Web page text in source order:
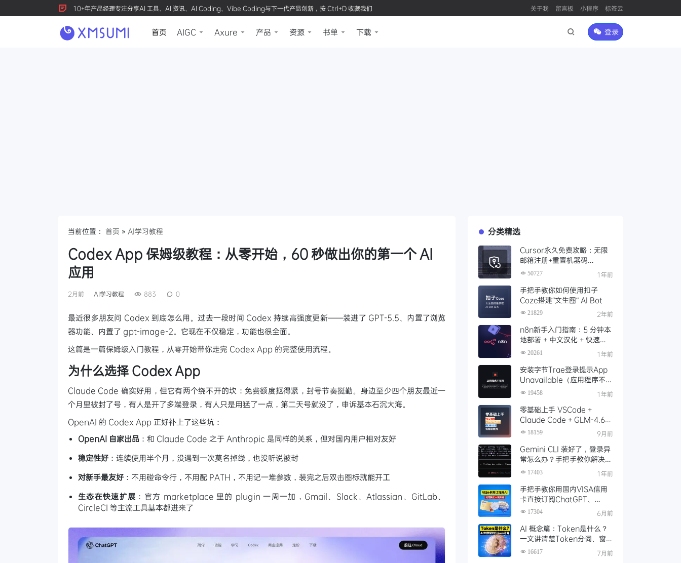
10+年产品经理专注分享AI 工具、AI 资讯、AI Coding、Vibe Coding与下一代产品创新，按 Ctrl+D 收藏我们 关于我 留言板 小程序 标签云
首页 AIGC Axure 产品 资源 书单 下载 登录
当前位置： 首页 » AI学习教程
Codex App 保姆级教程：从零开始，60 秒做出你的第一个 AI
应用
2月前 AI学习教程 883 0
最近很多朋友问 Codex 到底怎么用。过去一段时间 Codex 持续高强度更新——装进了 GPT-5.5、内置了浏览
器功能、内置了 gpt-image-2。它现在不仅稳定，功能也很全面。
这篇是一篇保姆级入门教程，从零开始带你走完 Codex App 的完整使用流程。
为什么选择 Codex App
Claude Code 确实好用，但它有两个绕不开的坎：免费额度抠得紧，封号节奏挺勤。身边至少四个朋友最近一
个月里被封了号，有人是开了多端登录，有人只是用猛了一点，第二天号就没了，申诉基本石沉大海。
OpenAI 的 Codex App 正好补上了这些坑：
OpenAI 自家出品 ：和 Claude Code 之于 Anthropic 是同样的关系，但对国内用户相对友好
稳定性好 ：连续使用半个月，没遇到一次莫名掉线，也没听说被封
对新手最友好 ：不用碰命令行，不用配 PATH，不用记一堆参数，装完之后双击图标就能开工
生态在快速扩展 ：官方 marketplace 里的 plugin 一周一加，Gmail、Slack、Atlassian、GitLab、
CircleCI 等主流工具基本都进来了
分类精选
Cursor永久免费攻略：无限
邮箱注册+重置机器码
+Cursor试用期重置工具实现
50727 1年前
手把手教你如何使用扣子
Coze搭建“文生图” AI Bot
21829 2年前
n8n新手入门指南：5 分钟本
地部署 + 中文汉化 + 快速启
动，玩转工作流（Docker
20261 1年前
安装字节Trae登录提示App
Unavailable（应用程序不可
用）解决办法，这份官方指南
19458 1年前
零基础上手 VSCode +
Claude Code + GLM-4.6
保姆级安装配置教程
18159 9月前
Gemini CLI 装好了，登录异
常怎么办？手把手教你解决
Gemini CLI 登录问题
17403 1年前
手把手教你用国内VISA信用
卡直接订阅ChatGPT、
Claude、Google Gemini
17304 6月前
AI 概念篇：Token是什么？
一文讲清楚Token分词、窗
口、计费与常用计算工具
16617 7月前